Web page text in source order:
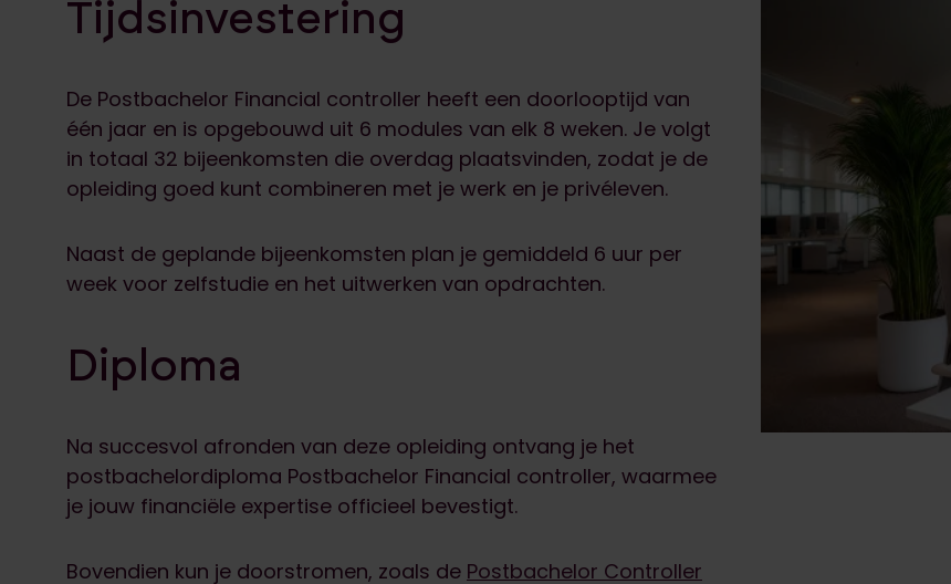
Tijdsinvestering
De Postbachelor Financial controller heeft een doorlooptijd van
één jaar en is opgebouwd uit 6 modules van elk 8 weken. Je volgt
in totaal 32 bijeenkomsten die overdag plaatsvinden, zodat je de
opleiding goed kunt combineren met je werk en je privéleven.
Naast de geplande bijeenkomsten plan je gemiddeld 6 uur per
week voor zelfstudie en het uitwerken van opdrachten.
Diploma
Na succesvol afronden van deze opleiding ontvang je het
postbachelordiploma Postbachelor Financial controller, waarmee
je jouw financiële expertise officieel bevestigt.
Bovendien kun je doorstromen, zoals de Postbachelor Controller